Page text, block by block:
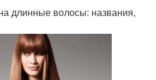
длинные волосы: названия,